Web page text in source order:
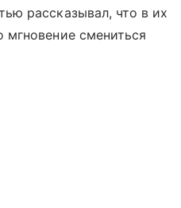
рассказывал, что в их
мгновение смениться